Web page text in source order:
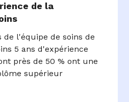
de la
de l'équipe de soins de
5 ans d'expérience
près de 50 % ont une
supérieur